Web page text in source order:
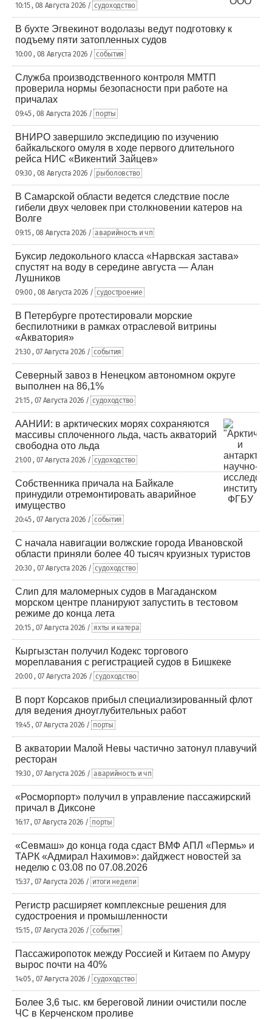
10:15 , 08 Августа 2026 / судоходство
В бухте Эгвекинот водолазы ведут подготовку к
подъему пяти затопленных судов
10:00 , 08 Августа 2026 / события
Служба производственного контроля ММТП
проверила нормы безопасности при работе на
причалах
09:45 , 08 Августа 2026 / порты
ВНИРО завершило экспедицию по изучению
байкальского омуля в ходе первого длительного
рейса НИС «Викентий Зайцев»
09:30 , 08 Августа 2026 / рыболовство
В Самарской области ведется следствие после
гибели двух человек при столкновении катеров на
Волге
09:15 , 08 Августа 2026 / аварийность и чп
Буксир ледокольного класса «Нарвская застава»
спустят на воду в середине августа — Алан
Лушников
09:00 , 08 Августа 2026 / судостроение
В Петербурге протестировали морские
беспилотники в рамках отраслевой витрины
«Акватория»
21:30 , 07 Августа 2026 / события
Северный завоз в Ненецком автономном округе
выполнен на 86,1%
21:15 , 07 Августа 2026 / судоходство
ААНИИ: в арктических морях сохраняются
массивы сплоченного льда, часть акваторий
свободна ото льда
21:00 , 07 Августа 2026 / судоходство
Собственника причала на Байкале
принудили отремонтировать аварийное
имущество
20:45 , 07 Августа 2026 / события
С начала навигации волжские города Ивановской
области приняли более 40 тысяч круизных туристов
20:30 , 07 Августа 2026 / судоходство
Слип для маломерных судов в Магаданском
морском центре планируют запустить в тестовом
режиме до конца лета
20:15 , 07 Августа 2026 / яхты и катера
Кыргызстан получил Кодекс торгового
мореплавания с регистрацией судов в Бишкеке
20:00 , 07 Августа 2026 / судоходство
В порт Корсаков прибыл специализированный флот
для ведения дноуглубительных работ
19:45 , 07 Августа 2026 / порты
В акватории Малой Невы частично затонул плавучий
ресторан
19:30 , 07 Августа 2026 / аварийность и чп
«Росморпорт» получил в управление пассажирский
причал в Диксоне
16:17 , 07 Августа 2026 / порты
«Севмаш» до конца года сдаст ВМФ АПЛ «Пермь» и
ТАРК «Адмирал Нахимов»: дайджест новостей за
неделю с 03.08 по 07.08.2026
15:37 , 07 Августа 2026 / итоги недели
Регистр расширяет комплексные решения для
судостроения и промышленности
15:15 , 07 Августа 2026 / события
Пассажиропоток между Россией и Китаем по Амуру
вырос почти на 40%
14:05 , 07 Августа 2026 / судоходство
Более 3,6 тыс. км береговой линии очистили после
ЧС в Керченском проливе